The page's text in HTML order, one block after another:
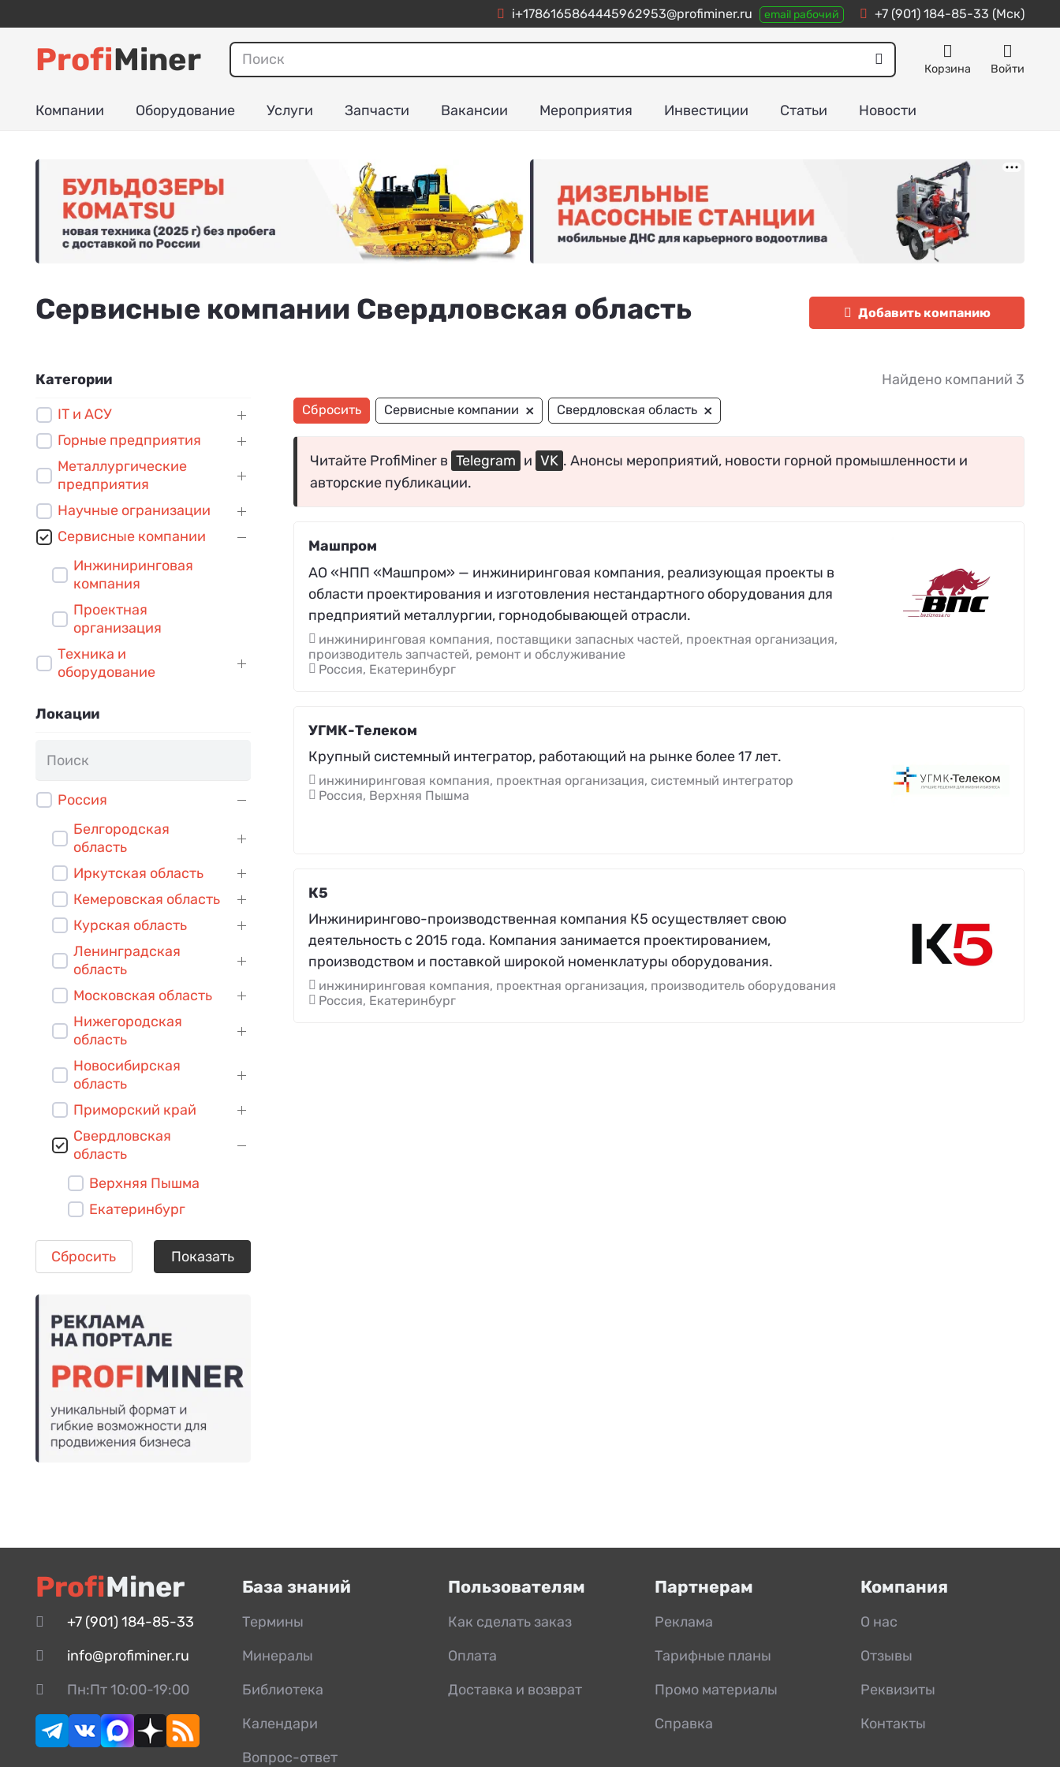
i+1786165864445962953@profiminer.ru email рабочий +7 (901) 184-85-33 (Мск)
ProfiMiner Корзина Войти
Компании Оборудование Услуги Запчасти Вакансии Мероприятия Инвестиции Статьи Новости
Сервисные компании Свердловская область Добавить компанию
Категории
IT и АСУ
Горные предприятия
Металлургические
предприятия
Научные огранизации
Сервисные компании
Инжиниринговая
компания
Проектная
организация
Техника и
оборудование
Локации
Россия
Белгородская
область
Иркутская область
Кемеровская область
Курская область
Ленинградская
область
Московская область
Нижегородская
область
Новосибирская
область
Приморский край
Свердловская
область
Верхняя Пышма
Екатеринбург
Показать
Сбросить
Найдено компаний 3
Сбросить Сервисные компании × Свердловская область ×
Читайте ProfiMiner в Telegram и VK . Анонсы мероприятий, новости горной промышленности и
авторские публикации.
Машпром
АО «НПП «Машпром» — инжиниринговая компания, реализующая проекты в
области проектирования и изготовления нестандартного оборудования для
предприятий металлургии, горнодобывающей отрасли.
инжиниринговая компания, поставщики запасных частей, проектная организация,
производитель запчастей, ремонт и обслуживание
Россия, Екатеринбург
УГМК-Телеком
Крупный системный интегратор, работающий на рынке более 17 лет.
инжиниринговая компания, проектная организация, системный интегратор
Россия, Верхняя Пышма
К5
Инжинирингово-производственная компания К5 осуществляет свою
деятельность с 2015 года. Компания занимается проектированием,
производством и поставкой широкой номенклатуры оборудования.
инжиниринговая компания, проектная организация, производитель оборудования
Россия, Екатеринбург
ProfiMiner
+7 (901) 184-85-33
info@profiminer.ru
Пн:Пт 10:00-19:00
База знаний
Термины
Минералы
Библиотека
Календари
Вопрос-ответ
Пользователям
Как сделать заказ
Оплата
Доставка и возврат
Партнерам
Реклама
Тарифные планы
Промо материалы
Справка
Компания
О нас
Отзывы
Реквизиты
Контакты